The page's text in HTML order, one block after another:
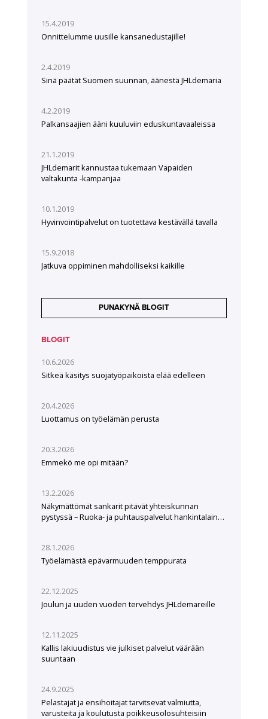
15.4.2019
Onnittelumme uusille kansanedustajille!
2.4.2019
Sinä päätät Suomen suunnan, äänestä JHLdemaria
4.2.2019
Palkansaajien ääni kuuluviin eduskuntavaaleissa
21.1.2019
JHLdemarit kannustaa tukemaan Vapaiden
valtakunta -kampanjaa
10.1.2019
Hyvinvointipalvelut on tuotettava kestävällä tavalla
15.9.2018
Jatkuva oppiminen mahdolliseksi kaikille
PUNAKYNÄ BLOGIT
BLOGIT
10.6.2026
Sitkeä käsitys suojatyöpaikoista elää edelleen
20.4.2026
Luottamus on työelämän perusta
20.3.2026
Emmekö me opi mitään?
13.2.2026
Näkymättömät sankarit pitävät yhteiskunnan
pystyssä – Ruoka- ja puhtauspalvelut hankintalain
28.1.2026
Työelämästä epävarmuuden temppurata
22.12.2025
Joulun ja uuden vuoden tervehdys JHLdemareille
12.11.2025
Kallis lakiuudistus vie julkiset palvelut väärään
suuntaan
24.9.2025
Pelastajat ja ensihoitajat tarvitsevat valmiutta,
varusteita ja koulutusta poikkeusolosuhteisiin